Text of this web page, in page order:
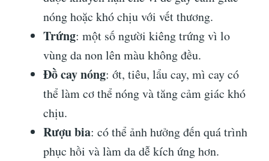
nóng hoặc khó chịu với vết thương.
Trứng: một số người kiêng trứng vì lo
vùng da non lên màu không đều.
Đồ cay nóng: ớt, tiêu, lẩu cay, mì cay có
thể làm cơ thể nóng và tăng cảm giác khó
chịu.
Rượu bia: có thể ảnh hưởng đến quá trình
phục hồi và làm da dễ kích ứng hơn.